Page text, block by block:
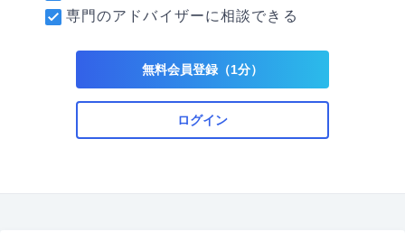
取り組み②：従業員支援プログラム拡充
組み化
----------------------------------------------------------
------------
全体効果：社員満足度向上・企業全体の生産性向
専門のアドバイザーに相談できる
無料会員登録（1分）
ログイン